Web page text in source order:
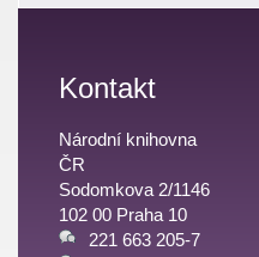
Kontakt
Národní knihovna
ČR
Sodomkova 2/1146
102 00 Praha 10
221 663 205-7